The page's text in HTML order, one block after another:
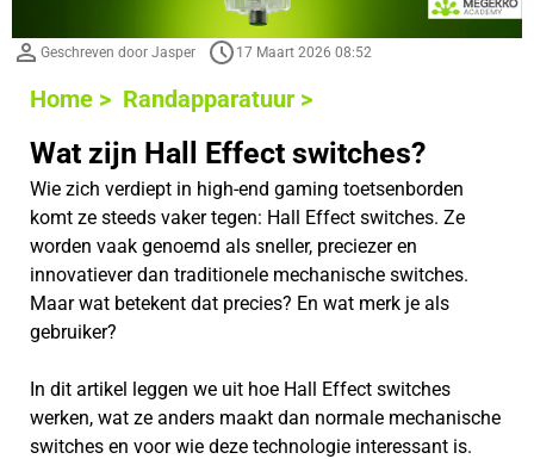
Geschreven door Jasper 17 Maart 2026 08:52
Home > Randapparatuur >
Wat zijn Hall Effect switches?
Wie zich verdiept in high-end gaming toetsenborden
komt ze steeds vaker tegen: Hall Effect switches. Ze
worden vaak genoemd als sneller, preciezer en
innovatiever dan traditionele mechanische switches.
Maar wat betekent dat precies? En wat merk je als
gebruiker?
In dit artikel leggen we uit hoe Hall Effect switches
werken, wat ze anders maakt dan normale mechanische
switches en voor wie deze technologie interessant is.